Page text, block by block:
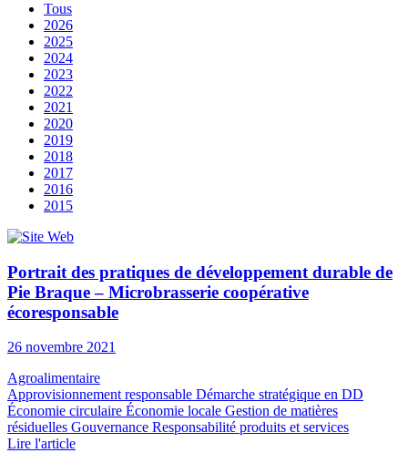
Tous
2026
2025
2024
2023
2022
2021
2020
2019
2018
2017
2016
2015
Portrait des pratiques de développement durable de
Pie Braque – Microbrasserie coopérative
écoresponsable
26 novembre 2021
Agroalimentaire
Approvisionnement responsable Démarche stratégique en DD
Économie circulaire Économie locale Gestion de matières
résiduelles Gouvernance Responsabilité produits et services
Lire l'article